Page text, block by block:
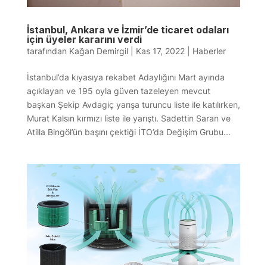
İstanbul, Ankara ve İzmir’de ticaret odaları
için üyeler kararını verdi
tarafından Kağan Demirgil| Kas 17, 2022| Haberler
İstanbul’da kıyasıya rekabet Adaylığını Mart ayında
açıklayan ve 195 oyla güven tazeleyen mevcut
başkan Şekip Avdagiç yarışa turuncu liste ile katılırken,
Murat Kalsın kırmızı liste ile yarıştı. Sadettin Saran ve
Atilla Bingöl’ün başını çektiği İTO’da Değişim Grubu...